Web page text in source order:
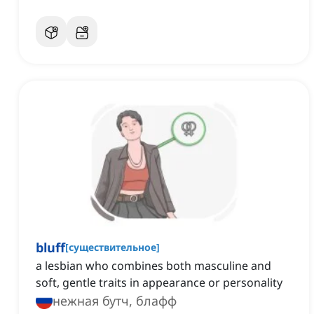
bluff[существительное]
a lesbian who combines both masculine and
soft, gentle traits in appearance or personality
нежная бутч, блафф